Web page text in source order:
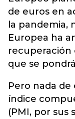
de euros en
la pandemia,
Europea ha
recuperación
que se
Pero nada de
índice
(PMI, por sus